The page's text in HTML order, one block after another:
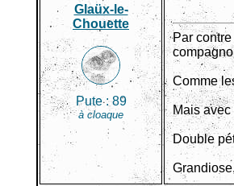
Glaüx-le-
Chouette
Pute : 89
à cloaque
Par
Comme
Mais
Double